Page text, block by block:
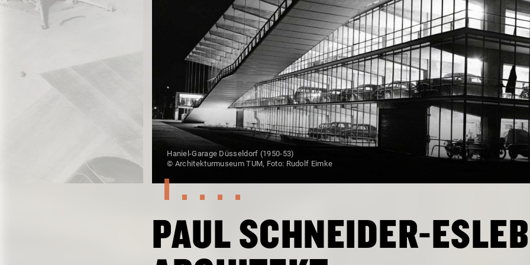
Haniel-Garage Düsseldorf (1950-53)
© Architekturmuseum TUM, Foto: Rudolf Eimke
PAUL SCHNEIDER-